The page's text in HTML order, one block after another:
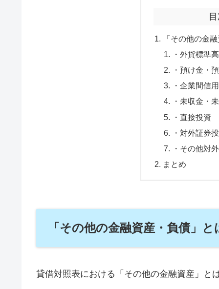
「その他の金
・外貨標準
・預け金・
・企業間信
・未収金・
・直接投資
・対外証券
・その他対
まとめ
「その他の金融資産・負債」と
貸借対照表における「その他の金融資産」と